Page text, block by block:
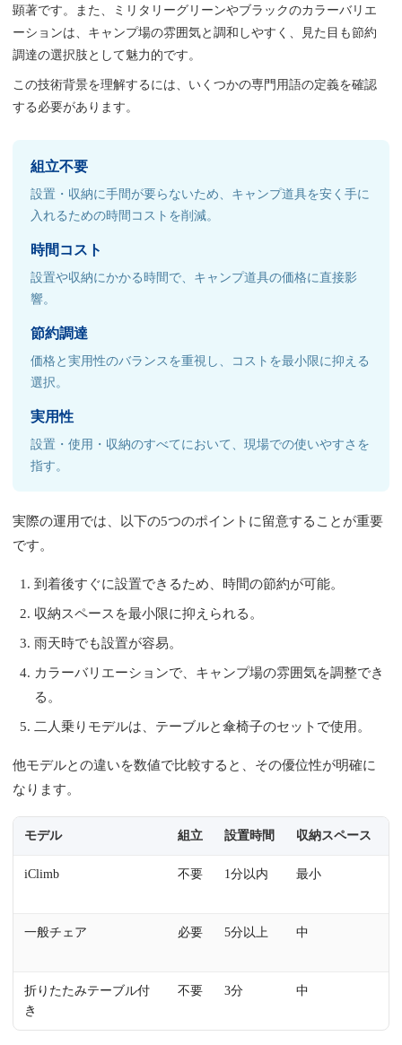
顕著です。また、ミリタリーグリーンやブラックのカラーバリエ
ーションは、キャンプ場の雰囲気と調和しやすく、見た目も節約
調達の選択肢として魅力的です。
この技術背景を理解するには、いくつかの専門用語の定義を確認
する必要があります。
組立不要
設置・収納に手間が要らないため、キャンプ道具を安く手に
入れるための時間コストを削減。
時間コスト
設置や収納にかかる時間で、キャンプ道具の価格に直接影
響。
節約調達
価格と実用性のバランスを重視し、コストを最小限に抑える
選択。
実用性
設置・使用・収納のすべてにおいて、現場での使いやすさを
指す。
実際の運用では、以下の5つのポイントに留意することが重要
です。
到着後すぐに設置できるため、時間の節約が可能。
収納スペースを最小限に抑えられる。
雨天時でも設置が容易。
カラーバリエーションで、キャンプ場の雰囲気を調整でき
る。
二人乗りモデルは、テーブルと傘椅子のセットで使用。
他モデルとの違いを数値で比較すると、その優位性が明確に
なります。
モデル 組立 設置時間 収納スペース
iClimb 不要 1分以内 最小
一般チェア 必要 5分以上 中
折りたたみテーブル付
き
不要 3分 中